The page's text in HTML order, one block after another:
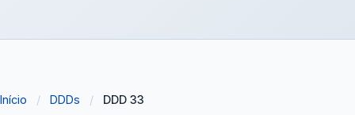
Início / DDDs / DDD 33